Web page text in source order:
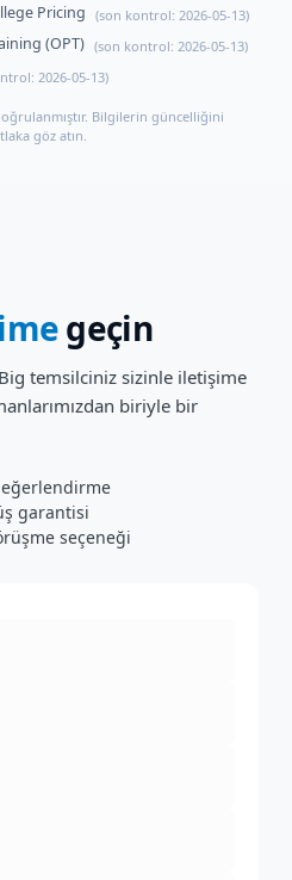
Pricing (son kontrol: 2026-05-13)
(OPT) (son kontrol: 2026-05-13)
2026-05-13)
Bilgilerin güncelliğini
göz atın.
geçin
temsilciniz sizinle iletişime
biriyle bir
garantisi
seçeneği